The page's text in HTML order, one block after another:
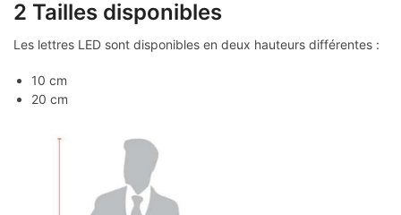
2 Tailles disponibles
Les lettres LED sont disponibles en deux hauteurs différentes :
10 cm
20 cm